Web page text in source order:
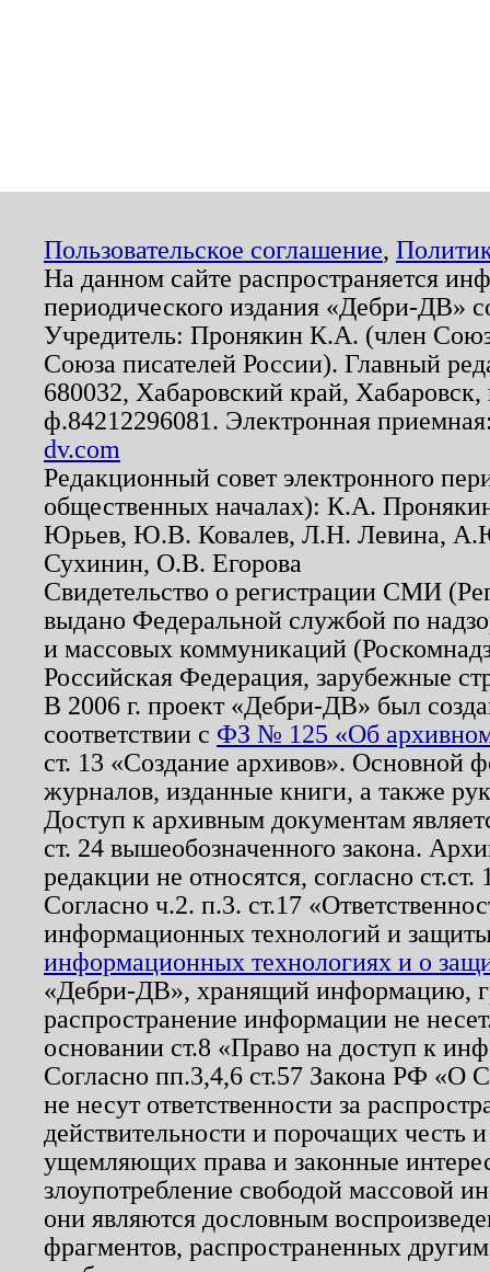
Пользовательское соглашение,
На данном сайте распространяется
периодического издания «Дебри-ДВ»
Учредитель: Пронякин К.А. (член
Союза писателей России). Главный
680032, Хабаровский край,
ф.84212296081. Электронная
dv.com
Редакционный совет электронного
общественных началах): К.А.
Юрьев, Ю.В. Ковалев, Л.Н. Левина,
Сухинин, О.В. Егорова
Свидетельство о регистрации СМИ
выдано Федеральной службой по
и массовых коммуникаций
Российская Федерация, зарубежные
В 2006 г. проект «Дебри-ДВ» был
соответствии с ФЗ № 125 «Об
ст. 13 «Создание архивов». Основной
журналов, изданные книги, а также
Доступ к архивным документам
ст. 24 вышеобозначенного закона.
редакции не относятся, согласно
Согласно ч.2. п.3. ст.17
информационных технологий и
информационных технологиях и о
«Дебри-ДВ», хранящий информацию,
распространение информации не
основании ст.8 «Право на доступ к
Согласно пп.3,4,6 ст.57 Закона РФ «О
не несут ответственности за
действительности и порочащих честь
ущемляющих права и законные
злоупотребление свободой массовой
они являются дословным
фрагментов, распространенных